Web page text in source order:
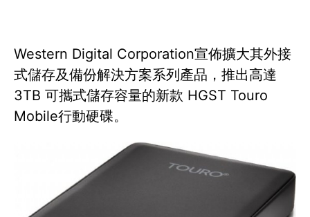
Western Digital Corporation宣佈擴大其外接
式儲存及備份解決方案系列產品，推出高達
3TB 可攜式儲存容量的新款 HGST Touro
Mobile行動硬碟。